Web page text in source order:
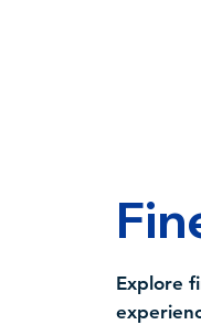
Explore